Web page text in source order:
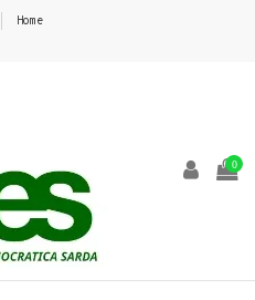
Home
0